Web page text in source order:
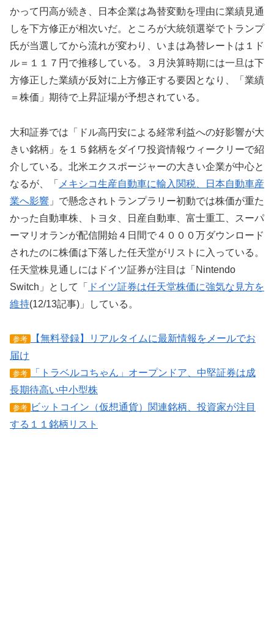
かって円高が続き、日本企業は為替変動を理由に業績見通
しを下方修正が相次いだ。ところが大統領選挙でトランプ
氏が当選してから流れが変わり、いまは為替レートは１ド
ル＝１１７円で推移している。３月決算時期には一旦は下
方修正した業績が反対に上方修正する要因となり、「業績
＝株価」期待で上昇証場が予想されている。
大和証券では「ドル高円安による経常利益への好影響が大
きい銘柄」を１５銘柄をダイワ投資情報ウィークリーで紹
介している。北米エクスポージャーの大きい企業が中心と
なるが、「 メキシコ生産自動車に輸入関税、日本自動車産
業へ影響 」で懸念されトランプラリー初動では株価が重た
かった自動車株、トヨタ、日産自動車、富士重工、スーパ
ーマリオランが配信開始４日間で４０００万ダウンロード
されたのに株価は下落した任天堂がリストに入っている。
任天堂株見通しにはドイツ証券が注目は「Nintendo
Switch」として「
ドイツ証券は任天堂株価に強気な見方を
維持(12/13記事)」している。
参考
【無料登録】リアルタイムに最新情報をメールでお
届け
参考
「トラベルコちゃん」オープンドア、中堅証券は成
長期待高い中小型株
参考 ビットコイン（仮想通貨）関連銘柄、投資家が注目
する１１銘柄リスト